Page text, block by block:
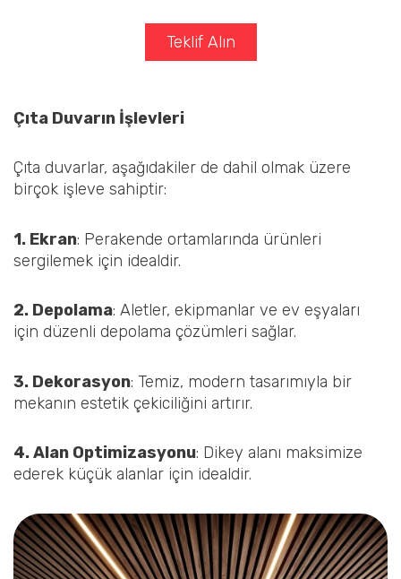
Teklif Alın
Çıta Duvarın İşlevleri
Çıta duvarlar, aşağıdakiler de dahil olmak üzere
birçok işleve sahiptir:
1. Ekran: Perakende ortamlarında ürünleri
sergilemek için idealdir.
2. Depolama: Aletler, ekipmanlar ve ev eşyaları
için düzenli depolama çözümleri sağlar.
3. Dekorasyon: Temiz, modern tasarımıyla bir
mekanın estetik çekiciliğini artırır.
4. Alan Optimizasyonu: Dikey alanı maksimize
ederek küçük alanlar için idealdir.